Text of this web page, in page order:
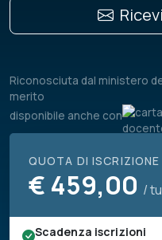
Riconosciuta dal ministero
merito
disponibile anche con
QUOTA DI ISCRIZIONE
€ 459,00 /
Scadenza iscrizioni